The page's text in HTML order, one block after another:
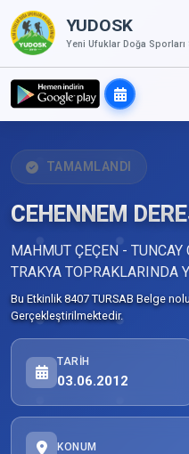
YUDOSK
Yeni Ufuklar Doğa
TAMAMLANDI
CEHENNEM
MAHMUT ÇEÇEN - TUNCAY
TRAKYA TOPRAKLARINDA
Bu Etkinlik 8407 TURSAB Belge
Gerçekleştirilmektedir.
TARIH
03.06.2012
KONUM